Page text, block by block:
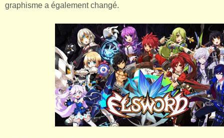
graphisme a également changé.